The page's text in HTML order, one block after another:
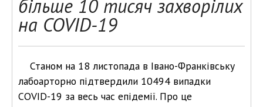
більше 10 тисяч захворілих
на COVID-19
Станом на 18 листопада в Івано-Франківську
лабоарторно підтвердили 10494 випадки
COVID-19 за весь час епідемії. Про це